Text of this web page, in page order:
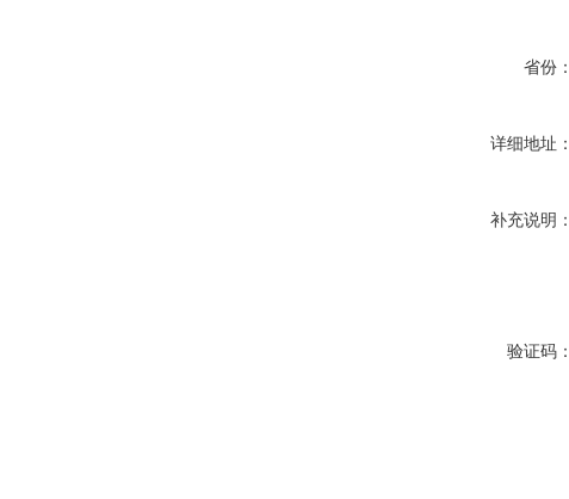
省份：
详细地址：
补充说明：
验证码：